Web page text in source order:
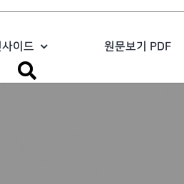
이드 원문보기 PDF